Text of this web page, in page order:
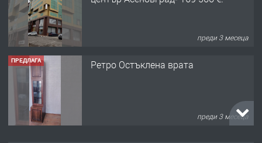
преди 3 месеца
ПРЕДЛАГА Ретро Остъклена врата
преди 3 месеца